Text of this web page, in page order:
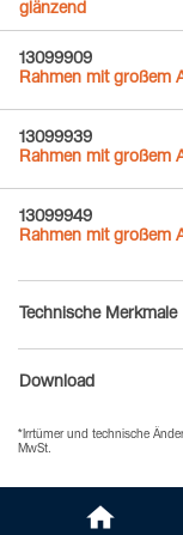
glänzend
13099909
Rahmen mit großem
13099939
Rahmen mit großem
13099949
Rahmen mit großem
Technische Merkmale
Download
*Irrtümer und technische
MwSt.